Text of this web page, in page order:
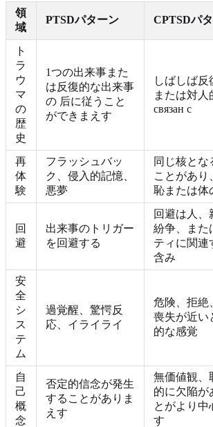
領
域
PTSDパターン CPTSDパ
ト
ラ
ウ
マ
の
歴
史
1つの出来事また
は反復的な出来事
の 后に従うこと
ができまえす
しばしば反
または対人
связан с
再
体
験
フラッシュバッ
ク、侵入的記憶、
悪夢
同じ核とな
ことがあり
恥または体
回
避
出来事のトリガー
を回避する
回避は人、
紛争、また
ティに関連
含み
安
全
シ
ス
テ
ム
過覚醒、驚愕反
応、イライライ
危険、拒絶
喪失が近い
的な感覚
自
己
概
念
否定的信念が発生
することがありま
えす
無価値観、
的に欠陥が
とがより中
す